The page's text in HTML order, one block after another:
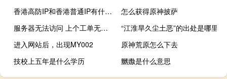
香港高防IP和香港普通IP有什么 别？
怎么获得原神披萨
服务器无法访问 上个工单无法回复了
“江淮旱久尘土恶”的出处是哪里
进入网站后，出现MY002
原神荒原怎么下去
技校上五年是什么学历
嬲嫐是什么意思